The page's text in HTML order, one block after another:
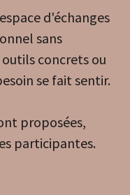
d'échanges
sans
concrets ou
se fait sentir.
proposées,
participantes.